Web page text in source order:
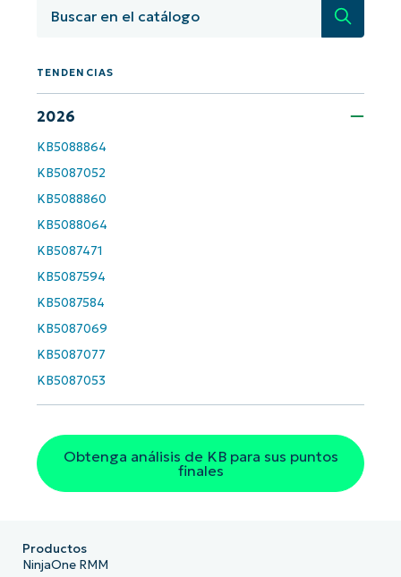
TENDENCIAS
2026
KB5088864
KB5087052
KB5088860
KB5088064
KB5087471
KB5087594
KB5087584
KB5087069
KB5087077
KB5087053
Obtenga análisis de KB para sus puntos
finales
¡Empiece con los análisis de KB
basados en IA de NinjaOne!
last
name*
email*
number*
Company
name*
Productos
NinjaOne RMM